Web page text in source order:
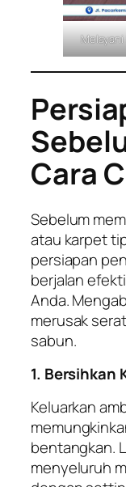
Cara
Sebelum
atau karpet
persiapan
berjalan
Anda.
merusak
sabun.
1. Bersihkan
Keluarkan
bentangkan.
menyeluruh